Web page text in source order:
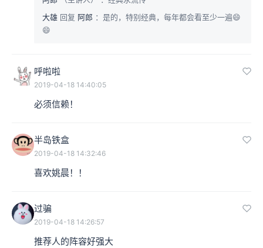
大雄 回复 阿郎 ：是的，特别经典，每年都会看至少一遍😄
😄
呼啦啦
2019-04-18 14:40:05
必须信赖！
半岛铁盒
2019-04-18 14:32:46
喜欢姚晨！！
过骗
2019-04-18 14:26:57
推荐人的阵容好强大